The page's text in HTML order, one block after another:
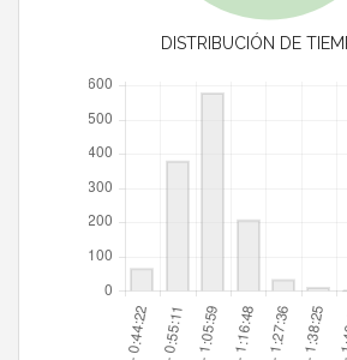
DISTRIBUCIÓN DE